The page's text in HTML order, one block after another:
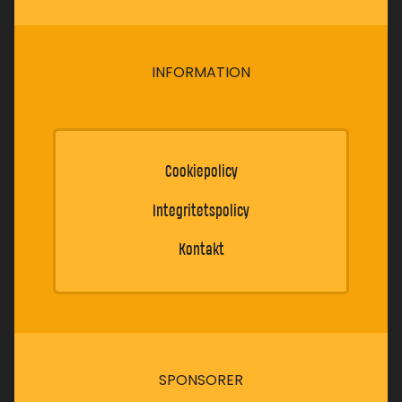
INFORMATION
Cookiepolicy
Integritetspolicy
Kontakt
SPONSORER